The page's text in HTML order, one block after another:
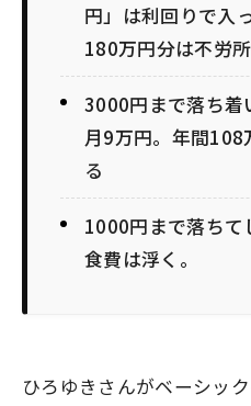
円」は利回りで入
180万円分は不労
3000円まで落ち着
月9万円。年間108
る
1000円まで落ちて
食費は浮く。
ひろゆきさんがベーシッ